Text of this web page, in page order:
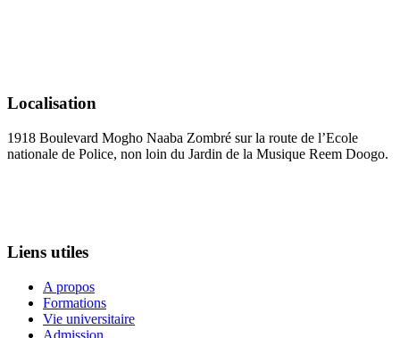
Localisation
1918 Boulevard Mogho Naaba Zombré sur la route de l’Ecole
nationale de Police, non loin du Jardin de la Musique Reem Doogo.
Liens utiles
A propos
Formations
Vie universitaire
Admission